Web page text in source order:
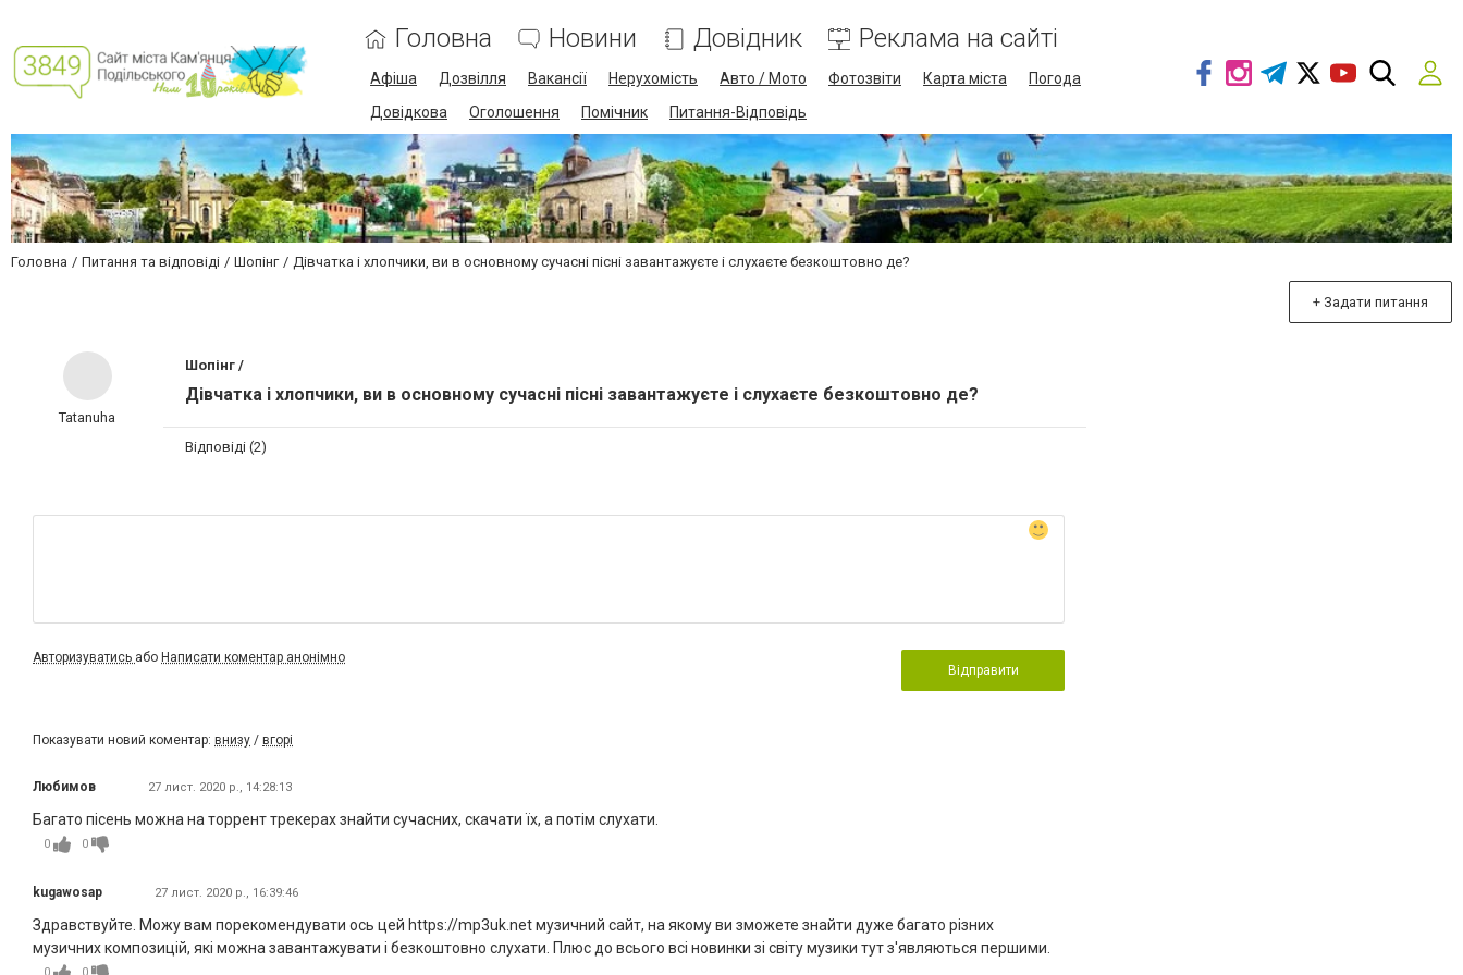
Головна Новини Довідник Реклама на сайті
Афіша Дозвілля Вакансії Нерухомість Авто / Мото Фотозвіти Карта міста
Погода
Довідкова
Оголошення Помічник Питання-Відповідь
Головна Питання та відповіді Шопінг Дівчатка і хлопчики, ви в основному сучасні пісні завантажуєте і слухаєте безкоштовно де?
+ Задати питання
Tatanuha
Шопінг /
Дівчатка і хлопчики, ви в основному сучасні пісні завантажуєте і слухаєте безкоштовно де?
Відповіді (2)
Авторизуватись або Написати коментар анонімно
Відправити
Показувати новий коментар: внизу / вгорі
Любимов 27 лист. 2020 р., 14:28:13
Багато пісень можна на торрент трекерах знайти сучасних, скачати їх, а потім слухати.
0 0
kugawosap 27 лист. 2020 р., 16:39:46
Здравствуйте. Можу вам порекомендувати ось цей https://mp3uk.net музичний сайт, на якому ви зможете знайти дуже багато різних
музичних композицій, які можна завантажувати і безкоштовно слухати. Плюс до всього всі новинки зі світу музики тут з'являються першими.